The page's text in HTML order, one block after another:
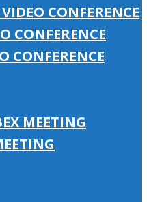
CONFERENCE
CONFERENCE
CONFERENCE
MEETING